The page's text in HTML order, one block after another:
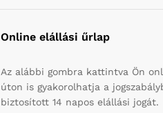
Online elállási űrlap
Az alábbi gombra kattintva Ön
úton is gyakorolhatja a
biztosított 14 napos elállási jogát.